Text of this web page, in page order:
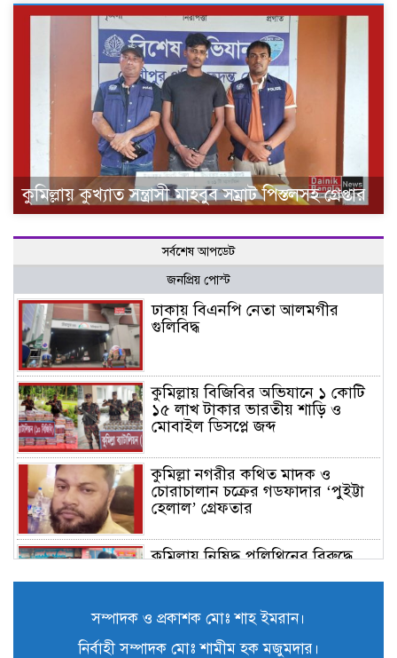
কুমিল্লায় কুখ্যাত সন্ত্রাসী মাহবুব সম্রাট পিস্তলসহ গ্রেপ্তার
সর্বশেষ আপডেট
জনপ্রিয় পোস্ট
ঢাকায় বিএনপি নেতা আলমগীর
গুলিবিদ্ধ
কুমিল্লায় বিজিবির অভিযানে ১ কোটি
১৫ লাখ টাকার ভারতীয় শাড়ি ও
মোবাইল ডিসপ্লে জব্দ
কুমিল্লা নগরীর কথিত মাদক ও
চোরাচালান চক্রের গডফাদার ‘পুইট্টা
হেলাল’ গ্রেফতার
কুমিল্লায় নিষিদ্ধ পলিথিনের বিরুদ্ধে
কুমিল্লায় বিজিবির উদ্যোগে ৫১ কোটি
সম্পাদক ও প্রকাশক মোঃ শাহ ইমরান।
নির্বাহী সম্পাদক মোঃ শামীম হক মজুমদার।